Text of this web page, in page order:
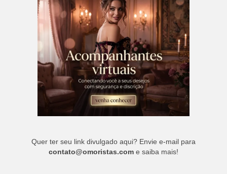
Quer ter seu link divulgado aqui? Envie e-mail para
contato@omoristas.com e saiba mais!